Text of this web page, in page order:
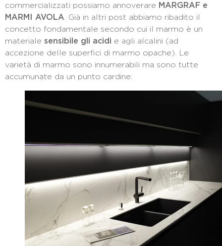
commercializzati possiamo annoverare MARGRAF e
MARMI AVOLA . Già in altri post abbiamo ribadito il
concetto fondamentale secondo cui il marmo è un
materiale sensibile gli acidi e agli alcalini (ad
accezione delle superfici di marmo opache). Le
varietà di marmo sono innumerabili ma sono tutte
accumunate da un punto cardine: